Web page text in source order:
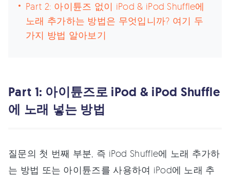
Part 2: 아이튠즈 없이 iPod & iPod Shuffle에
노래 추가하는 방법은 무엇입니까? 여기 두
가지 방법 알아보기
Part 1: 아이튠즈로 iPod & iPod Shuffle
에 노래 넣는 방법
질문의 첫 번째 부분, 즉 iPod Shuffle에 노래 추가하
는 방법 또는 아이튠즈를 사용하여 iPod에 노래 추